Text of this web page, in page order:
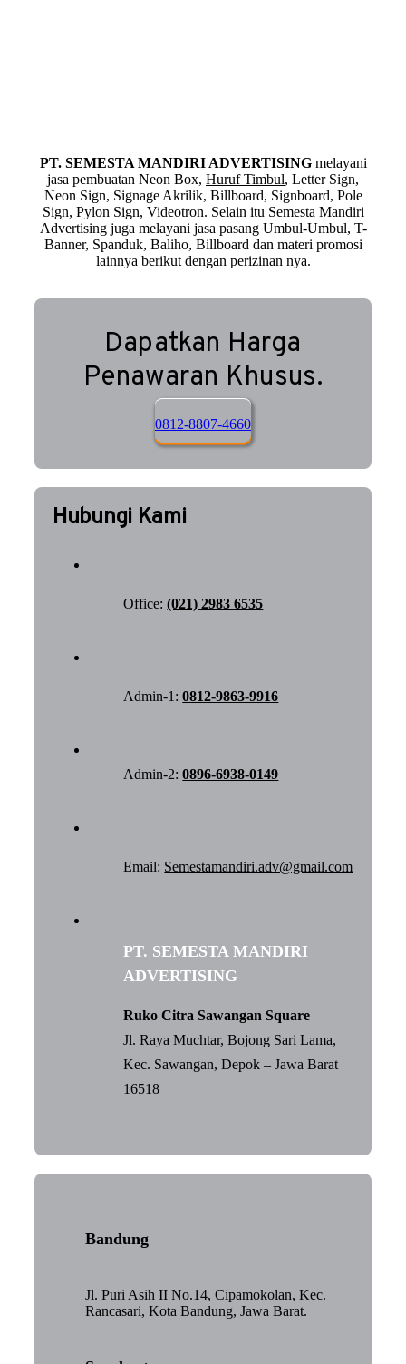
PT. SEMESTA MANDIRI ADVERTISINGmelayani
jasa pembuatan Neon Box, Huruf Timbul, Letter Sign,
Neon Sign, Signage Akrilik, Billboard, Signboard, Pole
Sign, Pylon Sign, Videotron. Selain itu Semesta Mandiri
Advertising juga melayani jasa pasang Umbul-Umbul, T-
Banner, Spanduk, Baliho, Billboard dan materi promosi
lainnya berikut dengan perizinan nya.
Dapatkan Harga
Penawaran Khusus.
0812-8807-4660
Hubungi Kami
Office:(021) 2983 6535
Admin-1:0812-9863-9916
Admin-2:0896-6938-0149
Email: Semestamandiri.adv@gmail.com
PT. SEMESTA MANDIRI
ADVERTISING
Ruko Citra Sawangan Square
Jl. Raya Muchtar, Bojong Sari Lama,
Kec. Sawangan, Depok – Jawa Barat
16518
Bandung
Jl. Puri Asih II No.14, Cipamokolan, Kec.
Rancasari, Kota Bandung, Jawa Barat.